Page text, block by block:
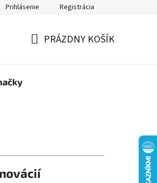
Prihlásenie Registrácia
PRÁZDNY KOŠÍK